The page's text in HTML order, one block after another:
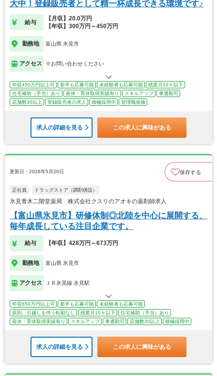
大中！登録販売者として精一杯成長できる環境です♪
給与
【月収】20.0万円
【年収】300万円～450万円
勤務地 富山県 氷見市
アクセス ※お問い合わせください
年収450万円以上可 新卒も応募可能 未経験者も応募可能
残業月10ｈ以下
住宅補助（手当）あり
産休・育休取得実績有り スキルアップ
車通勤可
店舗数30以上
登録販売者の求人 積極採用中 管理職候補
求人の詳細を見る この求人に興味がある
更新日：2026年5月20日 保存する
正社員 ドラッグストア（調剤併設）
氷見青木二階堂薬局 株式会社クスリのアオキの薬剤師求人
【富山県氷見市】研修体制◎北陸を中心に展開する、
毎年成長している注目企業です。
給与 【年収】428万円～673万円
勤務地 富山県 氷見市
アクセス ＪＲ氷見線 氷見駅
年収650万円以上可 新卒も応募可能
未経験者も応募可能
原則、引越しを伴う転勤なし
残業月10ｈ以下
住宅補助（手当）あり
産休・育休取得実績有り
スキルアップ 車通勤可 店舗数30以上 積極採用中
求人の詳細を見る この求人に興味がある